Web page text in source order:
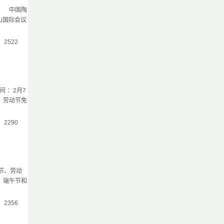
中国陶
际会议
2522
：2月7
动节免
2290
、劳动
端午节和
2356